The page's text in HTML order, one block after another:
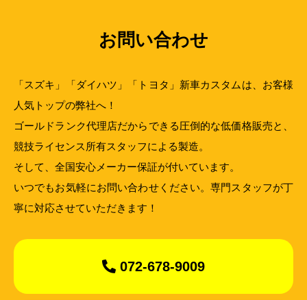
お問い合わせ
「スズキ」「ダイハツ」「トヨタ」新車カスタムは、お客様
人気トップの弊社へ！
ゴールドランク代理店だからできる圧倒的な低価格販売と、
競技ライセンス所有スタッフによる製造。
そして、全国安心メーカー保証が付いています。
いつでもお気軽にお問い合わせください。専門スタッフが丁
寧に対応させていただきます！
072-678-9009